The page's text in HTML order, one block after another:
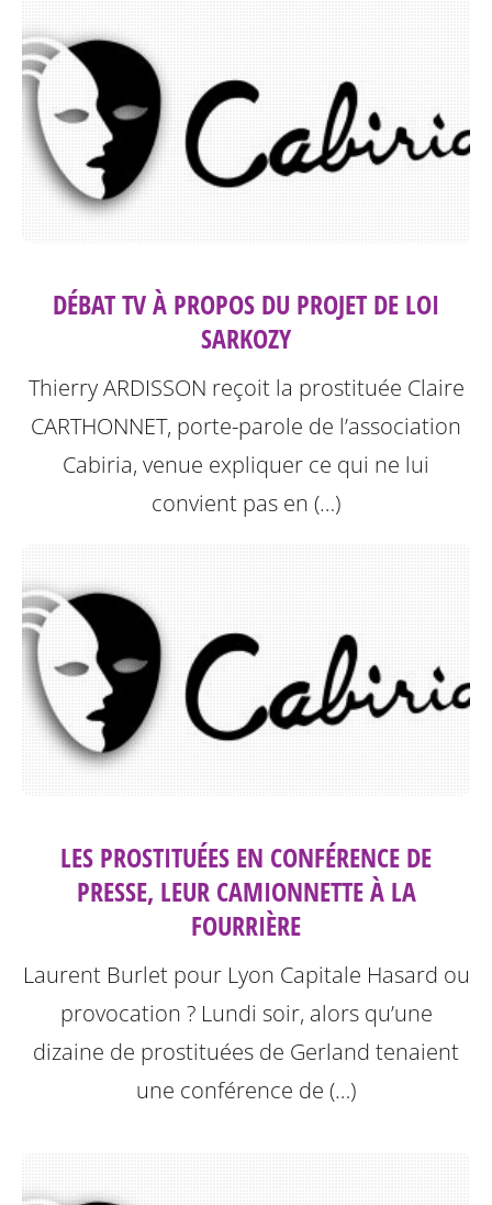
DÉBAT TV À PROPOS DU PROJET DE LOI
SARKOZY
Thierry ARDISSON reçoit la prostituée Claire
CARTHONNET, porte-parole de l’association
Cabiria, venue expliquer ce qui ne lui
convient pas en (…)
LES PROSTITUÉES EN CONFÉRENCE DE
PRESSE, LEUR CAMIONNETTE À LA
FOURRIÈRE
Laurent Burlet pour Lyon Capitale Hasard ou
provocation ? Lundi soir, alors qu’une
dizaine de prostituées de Gerland tenaient
une conférence de (…)